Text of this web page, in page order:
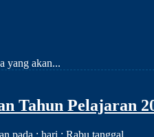
yang akan...
Tahun Pelajaran
pada : hari : Rabu tanggal...